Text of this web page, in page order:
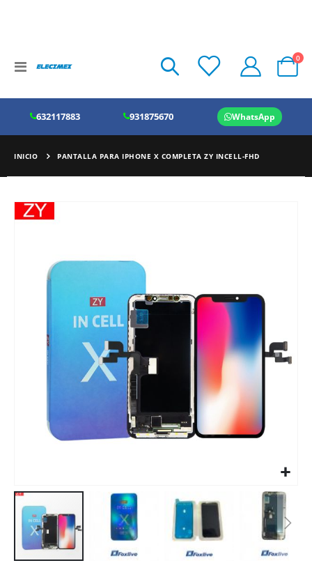
Toggle
Cart
0
632117883 931875670 WhatsApp
INICIO PANTALLA PARA IPHONE X COMPLETA ZY INCELL-FHD
Saltar
al